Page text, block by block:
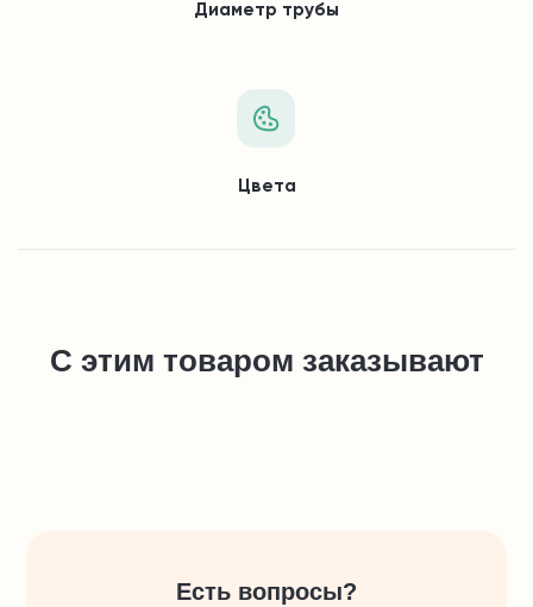
Диаметр трубы
Цвета
С этим товаром заказывают
Есть вопросы?